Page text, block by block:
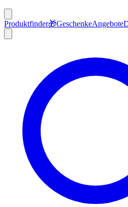
Produktfinder🎁GeschenkeAngebote